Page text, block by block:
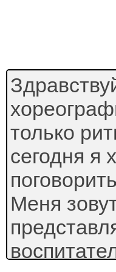
только
сегодня я
Меня